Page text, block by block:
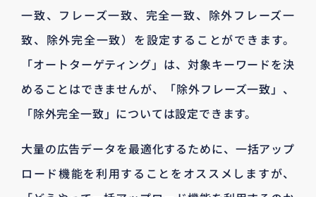
一致、フレーズ一致、完全一致、除外フレーズ一
致、除外完全一致）を設定することができます。
「オートターゲティング」は、対象キーワードを決
めることはできませんが、「除外フレーズ一致」、
「除外完全一致」については設定できます。
大量の広告データを最適化するために、一括アップ
ロード機能を利用することをオススメしますが、